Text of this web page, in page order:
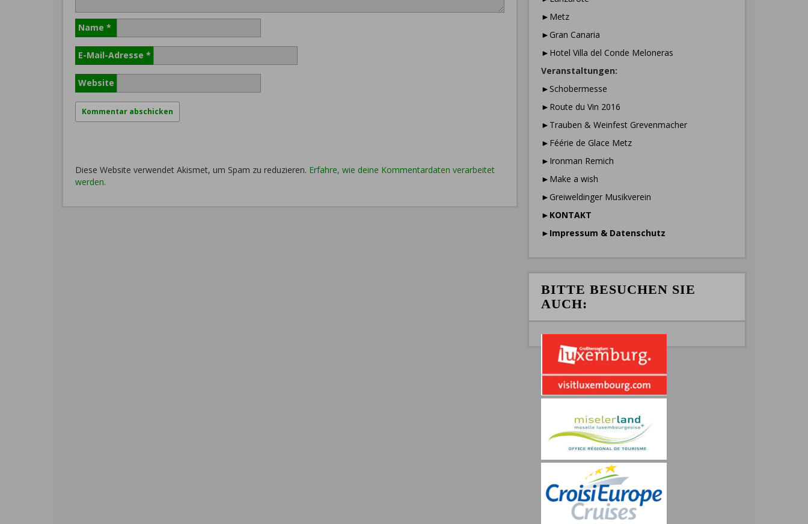
Name *
E-Mail-Adresse *
Website
Diese Website verwendet Akismet, um Spam zu reduzieren. Erfahre, wie deine Kommentardaten verarbeitet
werden.
►Metz
►Gran Canaria
►Hotel Villa del Conde Meloneras
Veranstaltungen:
►Schobermesse
►Route du Vin 2016
►Trauben & Weinfest Grevenmacher
►Féérie de Glace Metz
►Ironman Remich
►Make a wish
►Greiweldinger Musikverein
► KONTAKT
► Impressum & Datenschutz
BITTE BESUCHEN SIE
AUCH: